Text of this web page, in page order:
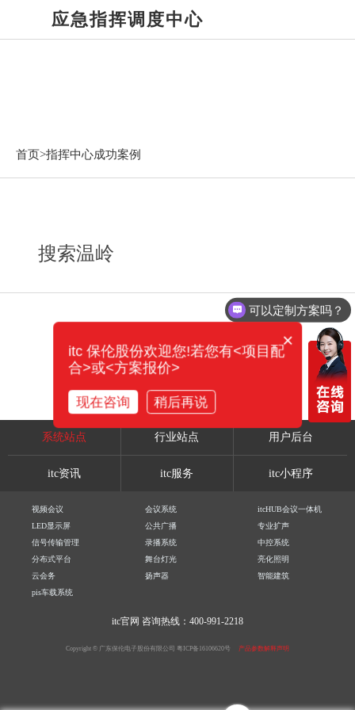
应急指挥调度中心
首页>指挥中心成功案例
搜索温岭
系统站点 行业站点 用户后台
itc资讯 itc服务 itc小程序
视频会议 会议系统
itcHUB会议一体机
LED显示屏
公共广播
专业扩声
信号传输管理
录播系统
中控系统
分布式平台
舞台灯光
亮化照明
云会务
扬声器
智能建筑
pis车载系统
itc官网 咨询热线：400-991-2218
Copyright © 广东保伦电子股份有限公司 粤ICP备16106620号 产品参数解释声明
可以定制方案吗？
×
itc 保伦股份欢迎您!若您有<项目配
合>或<方案报价>
现在咨询 稍后再说